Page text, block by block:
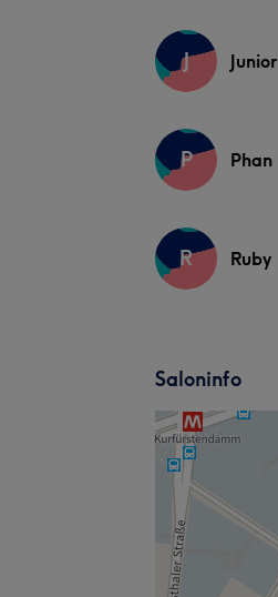
J Junior
P Phan
R Ruby
Saloninfo